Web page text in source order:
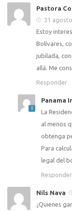
Pastora
31
Estoy
Bolívares,
jubilada,
allá. Me
Responder
Panama
La
al menos
obtenga
Para
legal del
Responder
Nils Nava
¿Quienes